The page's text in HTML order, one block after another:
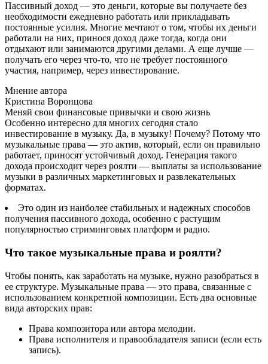
Пассивный доход — это деньги, которые вы получаете без
необходимости ежедневно работать или прикладывать
постоянные усилия. Многие мечтают о том, чтобы их деньги
работали на них, принося доход даже тогда, когда они
отдыхают или занимаются другими делами. А еще лучше —
получать его через что-то, что не требует постоянного
участия, например, через инвестирование.
Мнение автора
Кристина Воронцова
Меняй свои финансовые привычки и свою жизнь
Особенно интересно для многих сегодня стало
инвестирование в музыку. Да, в музыку! Почему? Потому что
музыкальные права — это актив, который, если он правильно
работает, приносят устойчивый доход. Генерация такого
дохода происходит через роялти — выплаты за использование
музыки в различных маркетинговых и развлекательных
форматах.
Это один из наиболее стабильных и надежных способов
получения пассивного дохода, особенно с растущим
популярностью стриминговых платформ и радио.
Что такое музыкальные права и роялти?
Чтобы понять, как заработать на музыке, нужно разобраться в
ее структуре. Музыкальные права — это права, связанные с
использованием конкретной композиции. Есть два основные
вида авторских прав:
Права композитора или автора мелодии.
Права исполнителя и правообладателя записи (если есть
запись).